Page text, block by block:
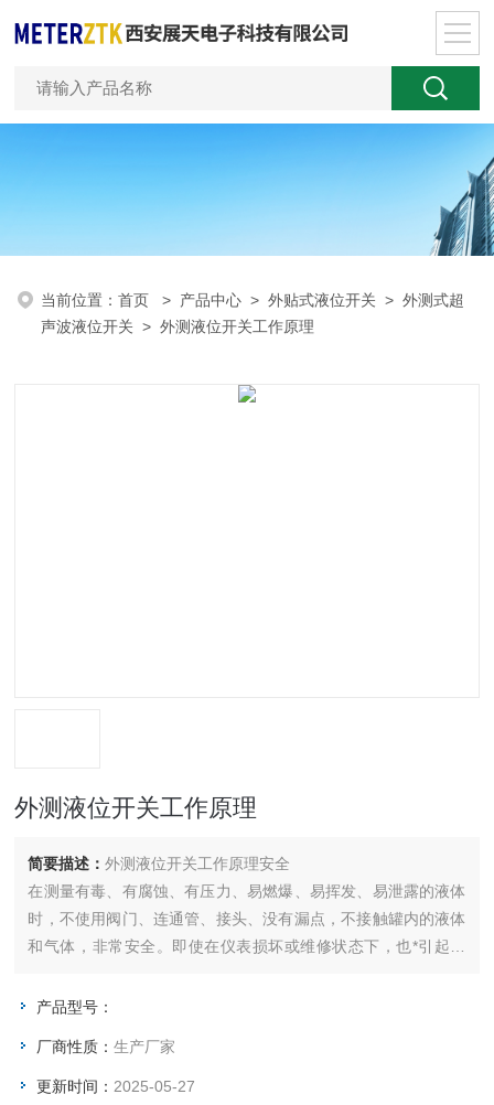
当前位置：首页 > 产品中心 >外贴式液位开关 >外测式超
声波液位开关 > 外测液位开关工作原理
外测液位开关工作原理
简要描述：外测液位开关工作原理安全
在测量有毒、有腐蚀、有压力、易燃爆、易挥发、易泄露的液体
时，不使用阀门、连通管、接头、没有漏点，不接触罐内的液体
和气体，非常安全。即使在仪表损坏或维修状态下，也*引起泄
产品型号：
厂商性质：生产厂家
更新时间： 2025-05-27